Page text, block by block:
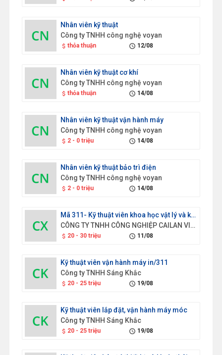
Nhân viên kỹ thuật
Công ty TNHH công nghệ voyan
attach_money thỏa thuận schedule 12/08
Nhân viên kỹ thuật cơ khí
Công ty TNHH công nghệ voyan
attach_money thỏa thuận schedule 14/08
Nhân viên kỹ thuật vận hành máy
Công ty TNHH công nghệ voyan
attach_money 2 - 0 triệu schedule 14/08
Nhân viên kỹ thuật bảo trì điện
Công ty TNHH công nghệ voyan
attach_money 2 - 0 triệu schedule 14/08
Mã 311- Kỹ thuật viên khoa học vật lý và kỹ thuật ( Kỹ thuật viên sản xuất)
CÔNG TY TNHH CÔNG NGHIỆP CAILAN VIỆT NAM
attach_money 20 - 30 triệu schedule 11/08
Kỹ thuật viên vận hành máy in/311
Công ty TNHH Sáng Khắc
attach_money 20 - 25 triệu schedule 19/08
Kỹ thuật viên lắp đặt, vận hành máy móc
Công ty TNHH Sáng Khắc
attach_money 20 - 25 triệu schedule 19/08